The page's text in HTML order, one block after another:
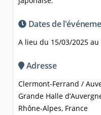
Dates de
A lieu du 15/03/2025 au
Adresse
Clermont-Ferrand /
Grande Halle
Rhône-Alpes, France